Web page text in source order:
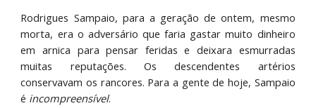
Rodrigues Sampaio, para a geração de ontem, mesmo
morta, era o adversário que faria gastar muito dinheiro
em arnica para pensar feridas e deixara esmurradas
muitas reputações. Os descendentes artérios
conservavam os rancores. Para a gente de hoje, Sampaio
é incompreensível.